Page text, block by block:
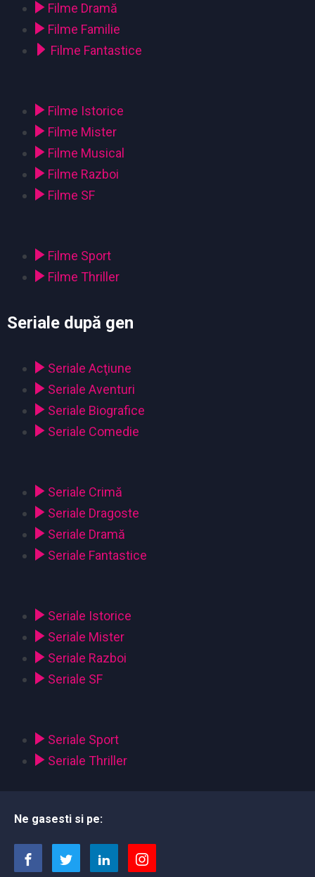
Filme Dramă
Filme Familie
Filme Fantastice
Filme Istorice
Filme Mister
Filme Musical
Filme Razboi
Filme SF
Filme Sport
Filme Thriller
Seriale după gen
Seriale Acţiune
Seriale Aventuri
Seriale Biografice
Seriale Comedie
Seriale Crimă
Seriale Dragoste
Seriale Dramă
Seriale Fantastice
Seriale Istorice
Seriale Mister
Seriale Razboi
Seriale SF
Seriale Sport
Seriale Thriller
Ne gasesti si pe: